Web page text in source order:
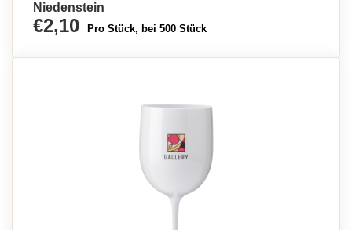
Niedenstein
€2,10 Pro Stück, bei 500 Stück